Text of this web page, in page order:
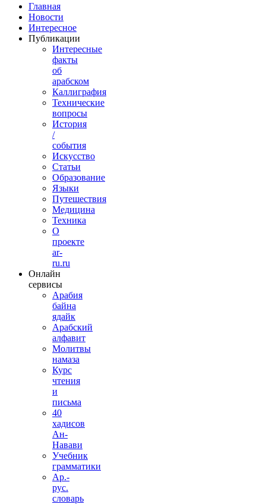
Главная
Новости
Интересное
Публикации
Интересные
факты
об
арабском
Каллиграфия
Технические
вопросы
История
/
события
Искусство
Статьи
Образование
Языки
Путешествия
Медицина
Техника
О
проекте
ar-
ru.ru
Онлайн
сервисы
Арабия
байна
ядайк
Арабский
алфавит
Молитвы
намаза
Курс
чтения
и
письма
40
хадисов
Ан-
Навави
Учебник
грамматики
Ар.-
рус.
словарь